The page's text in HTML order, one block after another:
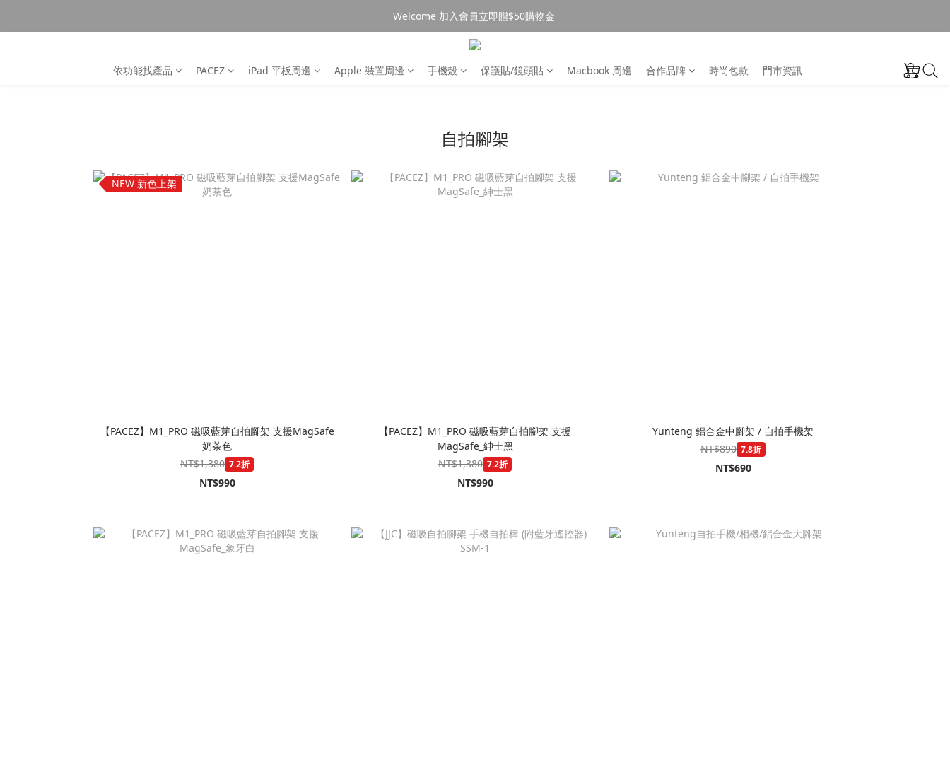
消費$490超商免運🚚
Welcome 加入會員立即贈$50購物金
消費$490超商免運🚚
依功能找產品
PACEZ iPad 平板周邊 Apple 裝置周邊 手機殼 保護貼/鏡頭貼 Macbook 周邊 合作品牌 時尚包款 門市資訊
自拍腳架
NEW 新色上架
【PACEZ】M1_PRO 磁吸藍芽自拍腳架 支援MagSafe
奶茶色
NT$1,380 7.2折
NT$990
【PACEZ】M1_PRO 磁吸藍芽自拍腳架 支援
MagSafe_紳士黑
NT$1,380 7.2折
NT$990
Yunteng 鋁合金中腳架 / 自拍手機架
NT$890 7.8折
NT$690